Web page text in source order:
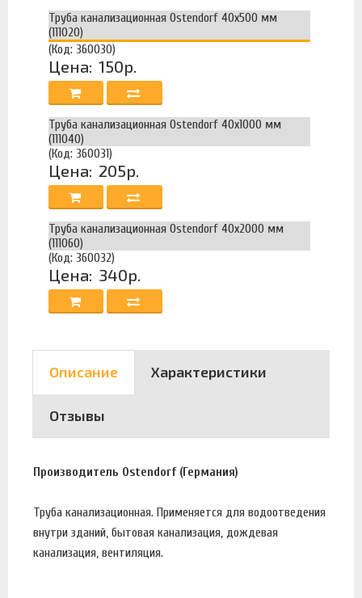
Труба канализационная Ostendorf 40х500 мм
(111020)
(Код: 360030)
Цена: 150р.
Труба канализационная Ostendorf 40х1000 мм
(111040)
(Код: 360031)
Цена: 205р.
Труба канализационная Ostendorf 40х2000 мм
(111060)
(Код: 360032)
Цена: 340р.
Описание Характеристики
Отзывы
Производитель Ostendorf (Германия)
Труба канализационная. Применяется для водоотведения
внутри зданий, бытовая канализация, дождевая
канализация, вентиляция.